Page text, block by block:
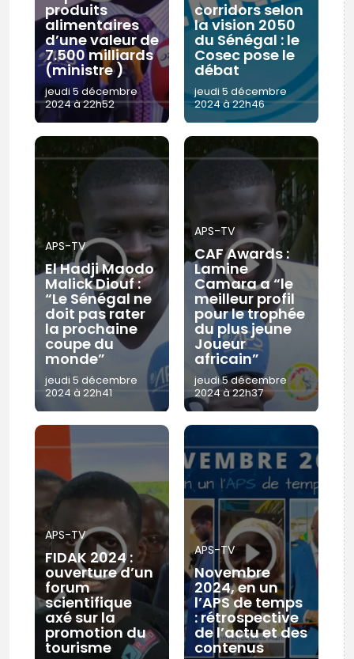
produits
alimentaires
d’une valeur de
7.500 milliards
(ministre )
jeudi 5 décembre
2024 à 22h52
corridors selon
la vision 2050
du Sénégal : le
Cosec pose le
débat
jeudi 5 décembre
2024 à 22h46
APS-TV
El Hadji Maodo
Malick Diouf :
“Le Sénégal ne
doit pas rater
la prochaine
coupe du
monde”
jeudi 5 décembre
2024 à 22h41
APS-TV
CAF Awards :
Lamine
Camara a “le
meilleur profil
pour le trophée
du plus jeune
Joueur
africain”
jeudi 5 décembre
2024 à 22h37
APS-TV
FIDAK 2024 :
ouverture d’un
forum
scientifique
axé sur la
promotion du
tourisme
APS-TV
Novembre
2024, en un
l’APS de temps
: rétrospective
de l’actu et des
contenus